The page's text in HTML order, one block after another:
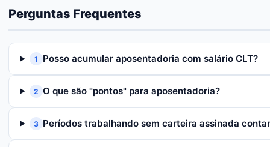
Perguntas Frequentes
1 Posso acumular aposentadoria com salário CLT?
2 O que são "pontos" para aposentadoria?
3 Períodos trabalhando sem carteira assinada